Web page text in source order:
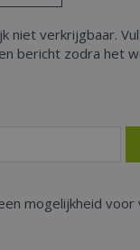
niet verkrijgbaar.
bericht zodra het
mogelijkheid voor